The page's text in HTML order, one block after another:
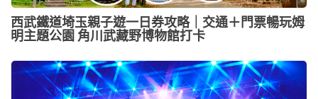
西武鐵道埼玉親子遊一日券攻略｜交通＋門票暢玩姆
明主題公園 角川武藏野博物館打卡